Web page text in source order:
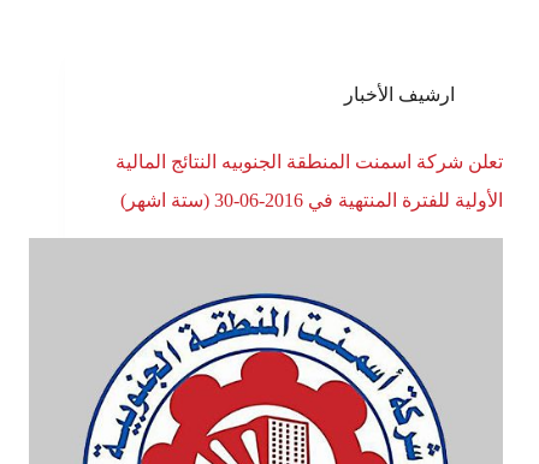
ارشيف الأخبار
تعلن شركة اسمنت المنطقة الجنوبيه النتائج المالية
الأولية للفترة المنتهية في 2016-06-30 (ستة اشهر)